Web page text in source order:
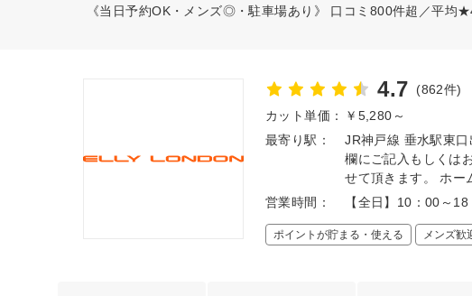
《当日予約OK・メンズ◎・駐車場あり》 口コミ800件超／平均
4.7 (862件)
カット単価：
￥5,280～
最寄り駅：
JR神戸線 垂水駅東
欄にご記入もしくは
せて頂きます。 ホー
営業時間：
【全日】10：00～
ポイントが貯まる・使える メンズ歓